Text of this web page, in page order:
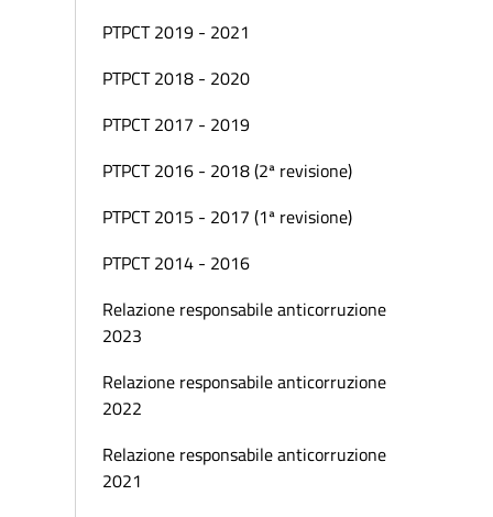
PTPCT 2019 - 2021
PTPCT 2018 - 2020
PTPCT 2017 - 2019
PTPCT 2016 - 2018 (2ª revisione)
PTPCT 2015 - 2017 (1ª revisione)
PTPCT 2014 - 2016
Relazione responsabile anticorruzione
2023
Relazione responsabile anticorruzione
2022
Relazione responsabile anticorruzione
2021